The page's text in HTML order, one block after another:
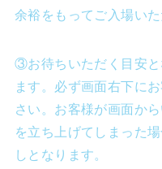
余裕をもってご入場い
③お待ちいただく目安
ます。必ず画面右下に
さい。お客様が画面か
を立ち上げてしまった
しとなります。